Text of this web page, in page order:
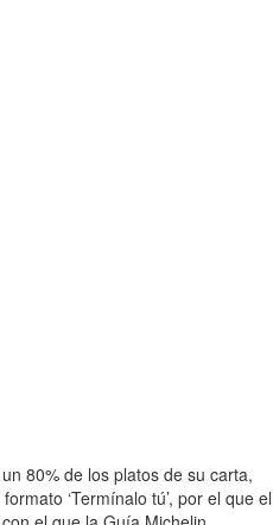
80% de los platos de su carta,
‘Termínalo tú’, por el que el